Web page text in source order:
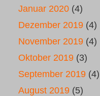
Januar 2020 (4)
Dezember 2019 (4)
November 2019 (4)
Oktober 2019 (3)
September 2019 (4)
August 2019 (5)